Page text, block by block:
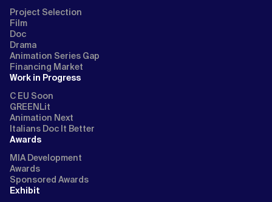
Project Selection
Film
Doc
Drama
Animation Series Gap
Financing Market
Work in Progress
C EU Soon
GREENLit
Animation Next
Italians Doc It Better
Awards
MIA Development
Awards
Sponsored Awards
Exhibit